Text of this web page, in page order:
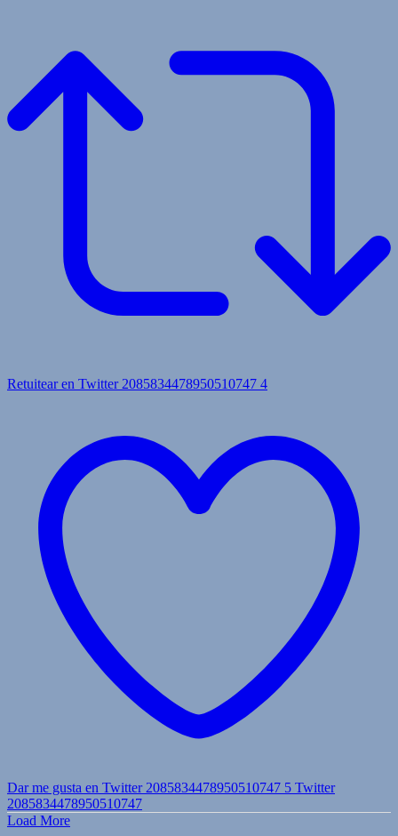
Retuitear en Twitter 2085834478950510747 4
Dar me gusta en Twitter 2085834478950510747 5 Twitter
2085834478950510747
Load More